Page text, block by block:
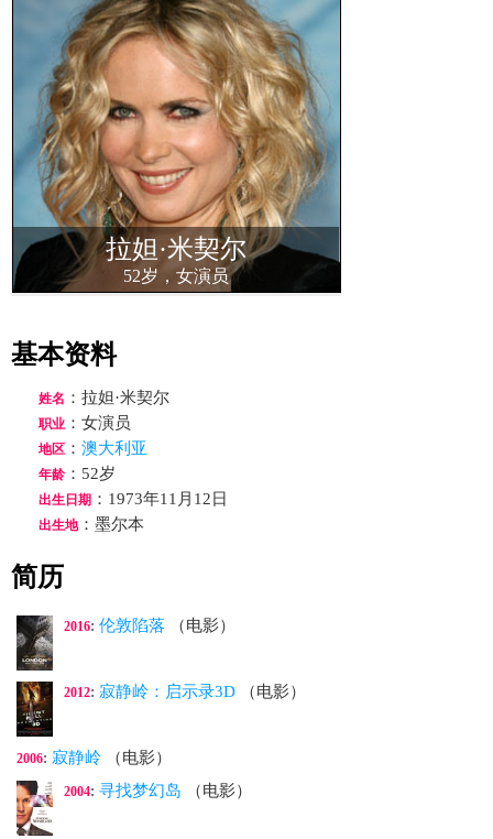
拉妲·米契尔
52岁，女演员
基本资料
姓名 ：拉妲·米契尔
职业 ：女演员
地区 ： 澳大利亚
年龄 ：52岁
出生日期 ：1973年11月12日
出生地：墨尔本
简历
2016: 伦敦陷落 （电影）
2012: 寂静岭：启示录3D （电影）
2006: 寂静岭 （电影）
2004: 寻找梦幻岛 （电影）